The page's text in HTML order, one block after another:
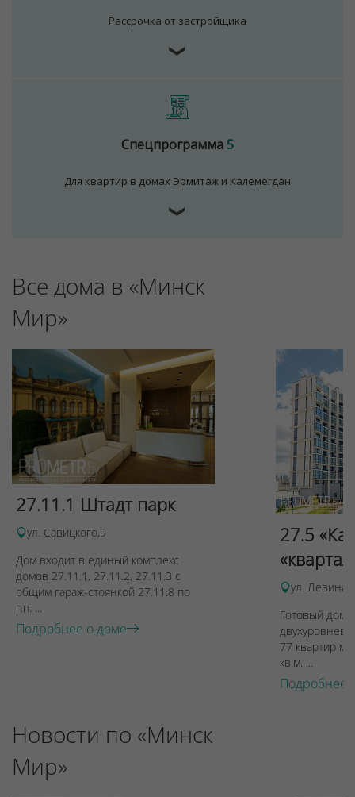
Рассрочка от застройщика
❯
Спецпрограмма5
Для квартир в домах Эрмитаж и Калемегдан
❯
Все дома в «Минск
Мир»
27.11.1 Штадт парк
ул. Савицкого,9
Дом входит в единый комплекс
домов 27.11.1, 27.11.2, 27.11.3 с
общим гараж-стоянкой 27.11.8 по
г.п. ...
Подробнее о доме
27.5
ул. Левина,
Готовый дом
77 квартир
кв.м. ...
Подробнее
Новости по «Минск
Мир»
Принять